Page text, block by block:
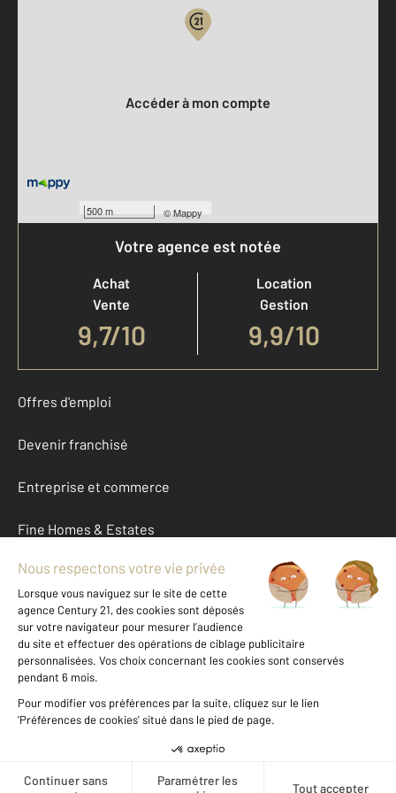
500 m ©Mappy
Accéder à mon compte
Votre agence est notée
Achat
Vente
9,7/10
Location
Gestion
9,9/10
Offres d'emploi
Devenir franchisé
Entreprise et commerce
Fine Homes & Estates
À propos
International
Nous contacter
Données personnelles
Gestionnaire des cookies